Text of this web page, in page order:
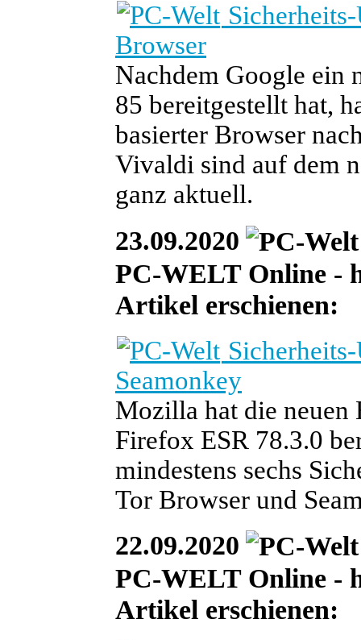
Browser
Nachdem Google ein
85 bereitgestellt hat,
basierter Browser
Vivaldi sind auf dem
ganz aktuell.
23.09.2020
PC-WELT Online -
Artikel erschienen:
Seamonkey
Mozilla hat die neuen
Firefox ESR 78.3.0
mindestens sechs
Tor Browser und
22.09.2020
PC-WELT Online -
Artikel erschienen: